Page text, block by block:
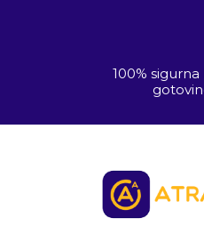
100%